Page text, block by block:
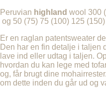
Peruvian highland wool 300
og 50 (75) 75 (100) 125
Er en raglan patentsweater
Den har en fin detalje i taljen
lave ind eller udtag i taljen.
hvordan du kan lege med
og, får brugt dine
om dette inden du går ud og